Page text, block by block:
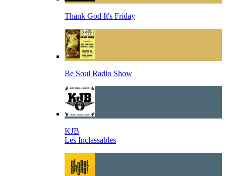
Thank God It's Friday
Be Soul Radio Show
KJB
Les Inclassables